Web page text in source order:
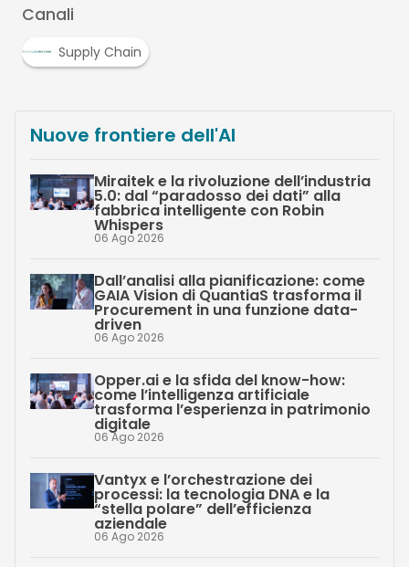
Canali
Supply Chain
Nuove frontiere dell'AI
Miraitek e la rivoluzione dell’industria
5.0: dal “paradosso dei dati” alla
fabbrica intelligente con Robin
Whispers
06 Ago 2026
Dall’analisi alla pianificazione: come
GAIA Vision di QuantiaS trasforma il
Procurement in una funzione data-
driven
06 Ago 2026
Opper.ai e la sfida del know-how:
come l’intelligenza artificiale
trasforma l’esperienza in patrimonio
digitale
06 Ago 2026
Vantyx e l’orchestrazione dei
processi: la tecnologia DNA e la
“stella polare” dell’efficienza
aziendale
06 Ago 2026